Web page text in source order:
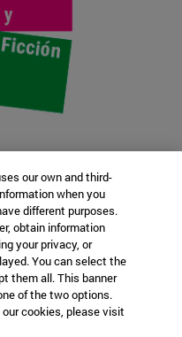
artistas
our own and third-
when you
different purposes.
obtain information
your privacy, or
You can select the
them all. This banner
of the two options.
cookies, please visit